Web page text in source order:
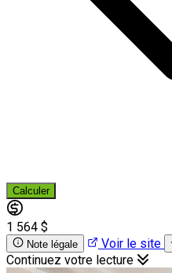
Calculer
1 564 $
Note légale Voir le site
Continuez votre lecture